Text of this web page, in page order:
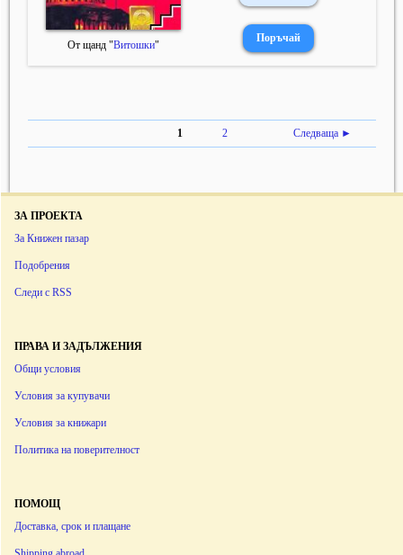
От щанд "Витошки"
1 2 Следваща ►
ЗА ПРОЕКТА
За Книжен пазар
Подобрения
Следи с RSS
ПРАВА И ЗАДЪЛЖЕНИЯ
Общи условия
Условия за купувачи
Условия за книжари
Политика на поверителност
ПОМОЩ
Доставка, срок и плащане